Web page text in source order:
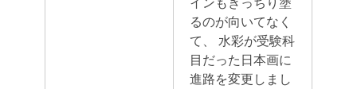
るのが向いてなく
て、 水彩が受験科
目だった日本画に
進路を変更しまし